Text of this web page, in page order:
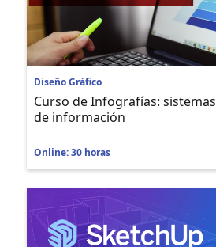
Diseño Gráfico
Curso de Infografías: sistemas
de información
Online: 30 horas